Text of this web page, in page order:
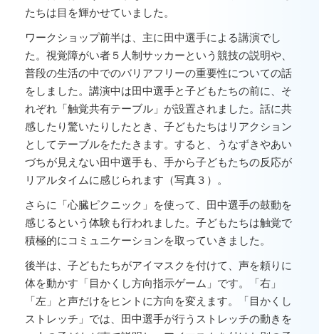
たちは目を輝かせていました。
ワークショップ前半は、主に田中選手による講演でし
た。視覚障がい者５人制サッカーという競技の説明や、
普段の生活の中でのバリアフリーの重要性についての話
をしました。講演中は田中選手と子どもたちの前に、そ
れぞれ「触覚共有テーブル」が設置されました。話に共
感したり驚いたりしたとき、子どもたちはリアクション
としてテーブルをたたきます。すると、うなずきやあい
づちが見えない田中選手も、手から子どもたちの反応が
リアルタイムに感じられます（写真３）。
さらに「心臓ピクニック」を使って、田中選手の鼓動を
感じるという体験も行われました。子どもたちは触覚で
積極的にコミュニケーションを取っていきました。
後半は、子どもたちがアイマスクを付けて、声を頼りに
体を動かす「目かくし方向指示ゲーム」です。「右」
「左」と声だけをヒントに方向を変えます。「目かくし
ストレッチ」では、田中選手が行うストレッチの動きを